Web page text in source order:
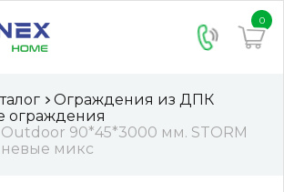
0
Ограждения из ДПК
ограждения
90*45*3000 мм. STORM
микс